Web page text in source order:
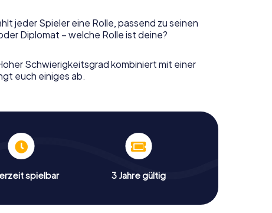
jeder Spieler eine Rolle, passend zu seinen
Diplomat – welche Rolle ist deine?
Schwierigkeitsgrad kombiniert mit einer
euch einiges ab.
spielbar 3 Jahre gültig